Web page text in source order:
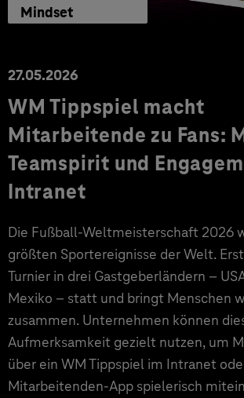
Mindset
27.05.2026
WM Tippspiel macht
Mitarbeitende zu Fans:
Teamspirit und
Intranet
Die Fußball-Weltmeisterschaft 2026
größten Sportereignisse der Welt.
Turnier in drei Gastgeberländern –
Mexiko – statt und bringt Menschen
zusammen. Unternehmen können
Aufmerksamkeit gezielt nutzen, um
über ein WM Tippspiel im Intranet
Mitarbeitenden-App spielerisch